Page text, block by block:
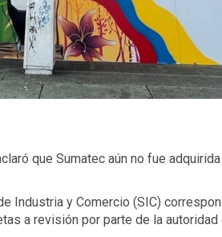
que Sumatec aún no fue
Industria y Comercio (SIC)
a revisión por parte de la autoridad